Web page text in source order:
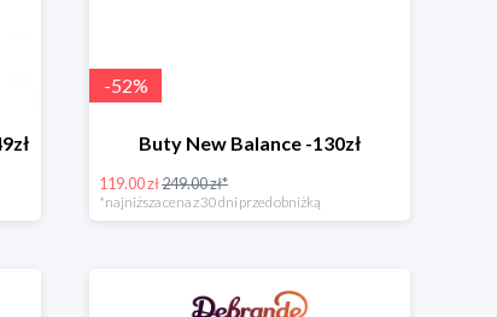
-52%
Buty New Balance -130zł
119.00 zł249.00 zł*
*najniższa cena z 30 dni przed obniżką